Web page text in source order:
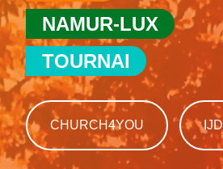
NAMUR-LUX
TOURNAI
CHURCH4YOU IJD